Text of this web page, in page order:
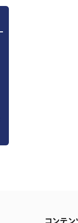
コンテン